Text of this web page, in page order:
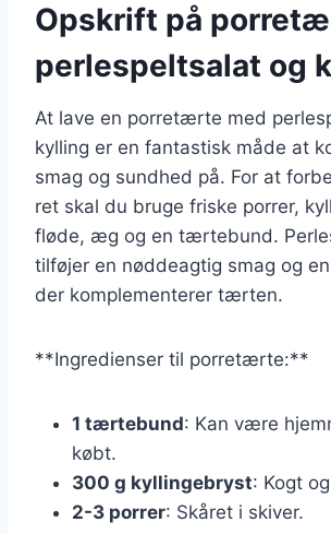
Opskrift på
perlespeltsalat og
At lave en porretærte med
kylling er en fantastisk måde at
smag og sundhed på. For at
ret skal du bruge friske porrer,
fløde, æg og en tærtebund.
tilføjer en nøddeagtig smag og
der komplementerer tærten.
**Ingredienser til porretærte:**
1 tærtebund: Kan være
købt.
300 g kyllingebryst: Kogt
2-3 porrer: Skåret i skiver.